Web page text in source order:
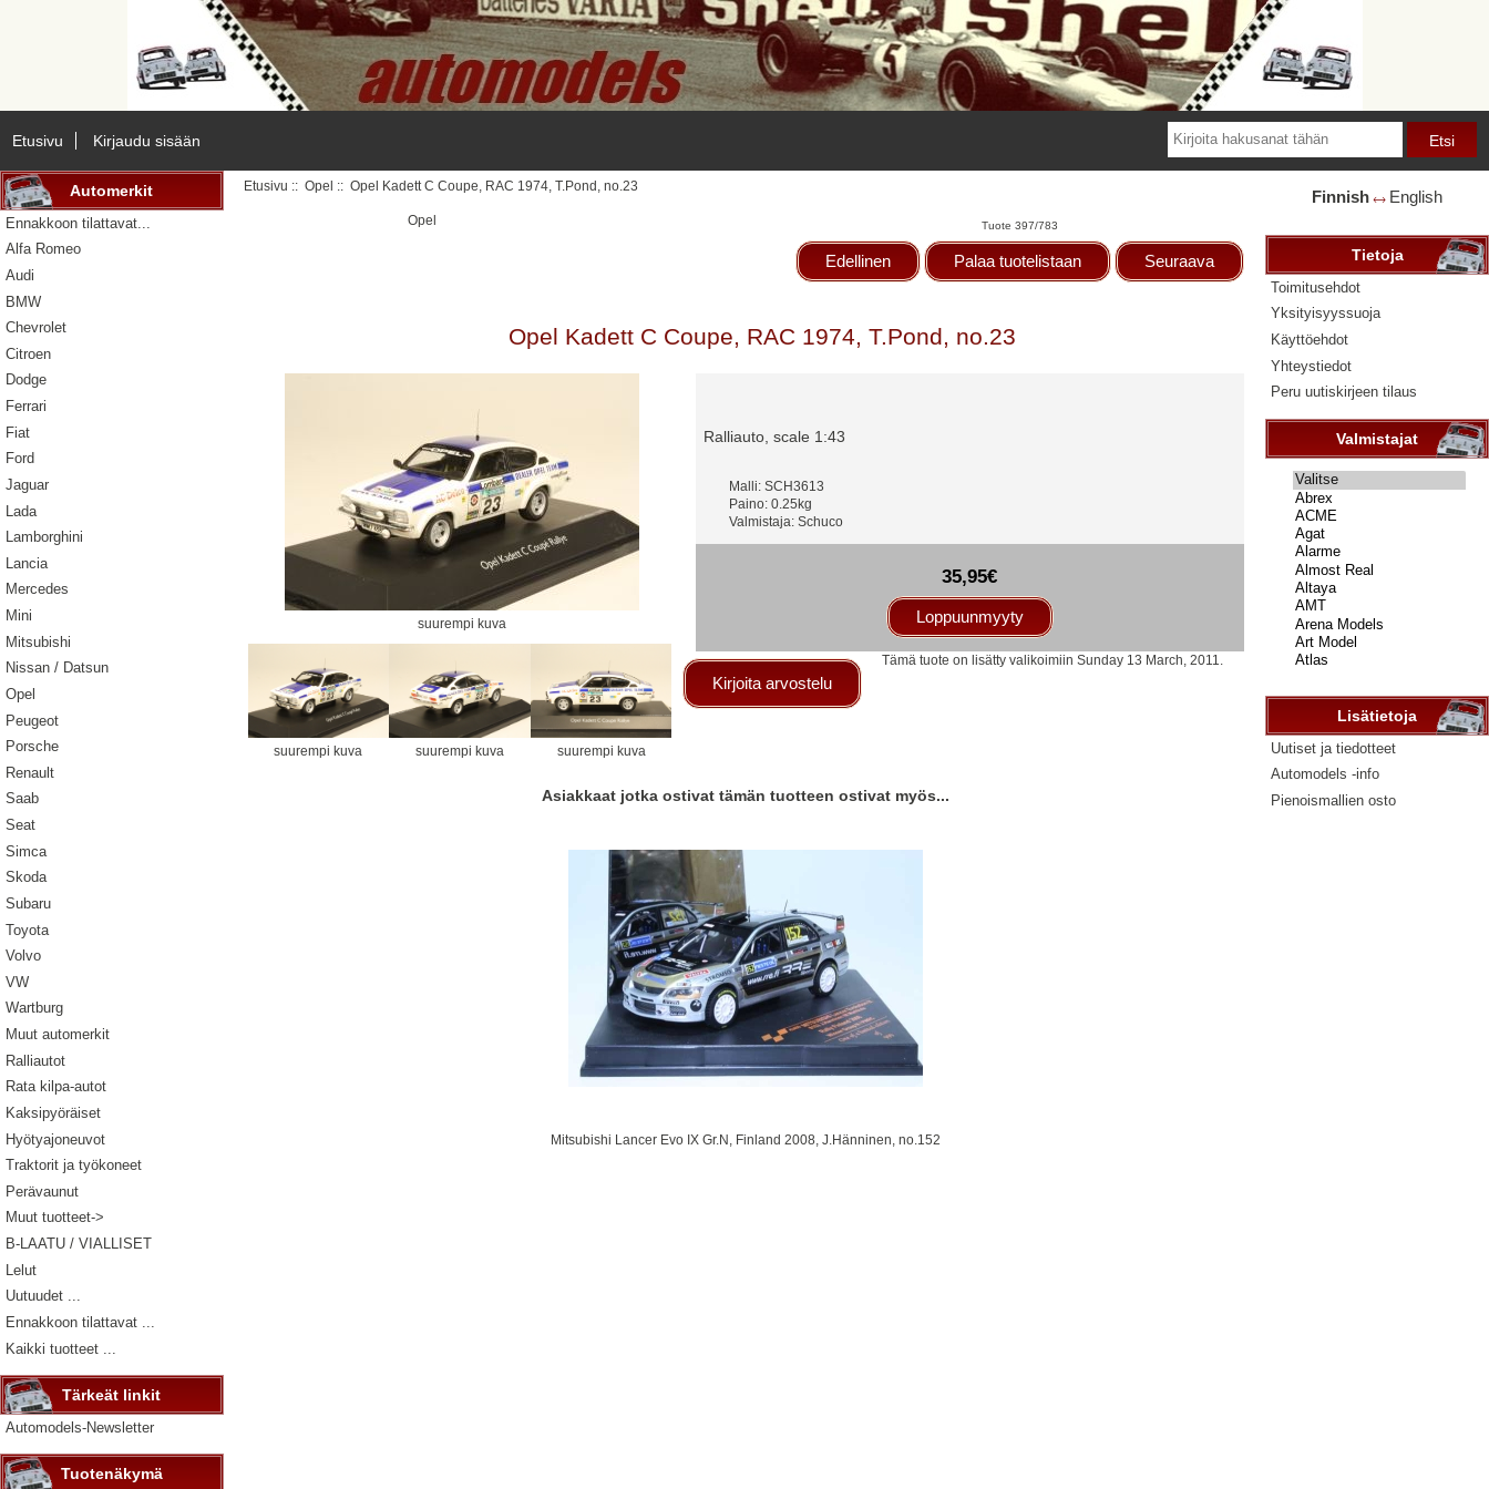
Etusivu Kirjaudu sisään
Automerkit
Ennakkoon tilattavat...
Alfa Romeo
Audi
BMW
Chevrolet
Citroen
Dodge
Ferrari
Fiat
Ford
Jaguar
Lada
Lamborghini
Lancia
Mercedes
Mini
Mitsubishi
Nissan / Datsun
Opel
Peugeot
Porsche
Renault
Saab
Seat
Simca
Skoda
Subaru
Toyota
Volvo
VW
Wartburg
Muut automerkit
Ralliautot
Rata kilpa-autot
Kaksipyöräiset
Hyötyajoneuvot
Traktorit ja työkoneet
Perävaunut
Muut tuotteet->
B-LAATU / VIALLISET
Lelut
Uutuudet ...
Ennakkoon tilattavat ...
Kaikki tuotteet ...
Tärkeät linkit
Automodels-Newsletter
Tuotenäkymä
Etusivu ::Opel :: Opel Kadett C Coupe, RAC 1974, T.Pond, no.23
Opel Tuote 397/783
Edellinen Palaa tuotelistaan Seuraava
Opel Kadett C Coupe, RAC 1974, T.Pond, no.23
suurempi kuva
suurempi kuva suurempi kuva suurempi kuva
Ralliauto, scale 1:43
Malli: SCH3613
Paino: 0.25kg
Valmistaja: Schuco
35,95€
Loppuunmyyty
Kirjoita arvostelu
Tämä tuote on lisätty valikoimiin Sunday 13 March, 2011.
Asiakkaat jotka ostivat tämän tuotteen ostivat myös...
Mitsubishi Lancer Evo IX Gr.N, Finland 2008, J.Hänninen, no.152
Finnish 🡘 English
Tietoja
Toimitusehdot
Yksityisyyssuoja
Käyttöehdot
Yhteystiedot
Peru uutiskirjeen tilaus
Valmistajat
Valitse
...
Lisätietoja
Uutiset ja tiedotteet
Automodels -info
Pienoismallien osto